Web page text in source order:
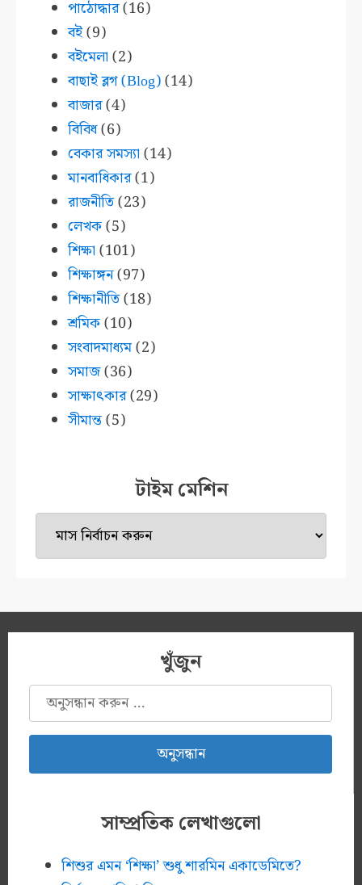
পাঠোদ্ধার(16)
বই(9)
বইমেলা (2)
বাছাই ব্লগ (Blog)(14)
বাজার(4)
বিবিধ(6)
বেকার সমস্যা (14)
মানবাধিকার(1)
রাজনীতি(23)
লেখক(5)
শিক্ষা (101)
শিক্ষাঙ্গন(97)
শিক্ষানীতি(18)
শ্রমিক(10)
সংবাদমাধ্যম(2)
সমাজ(36)
সাক্ষাৎকার(29)
সীমান্ত(5)
টাইম মেশিন
টাইম
মেশিন
খুঁজুন
অনুসন্ধানঃ
সাম্প্রতিক লেখাগুলো
শিশুর এমন ‘শিক্ষা’ শুধু শারমিন একাডেমিতে?